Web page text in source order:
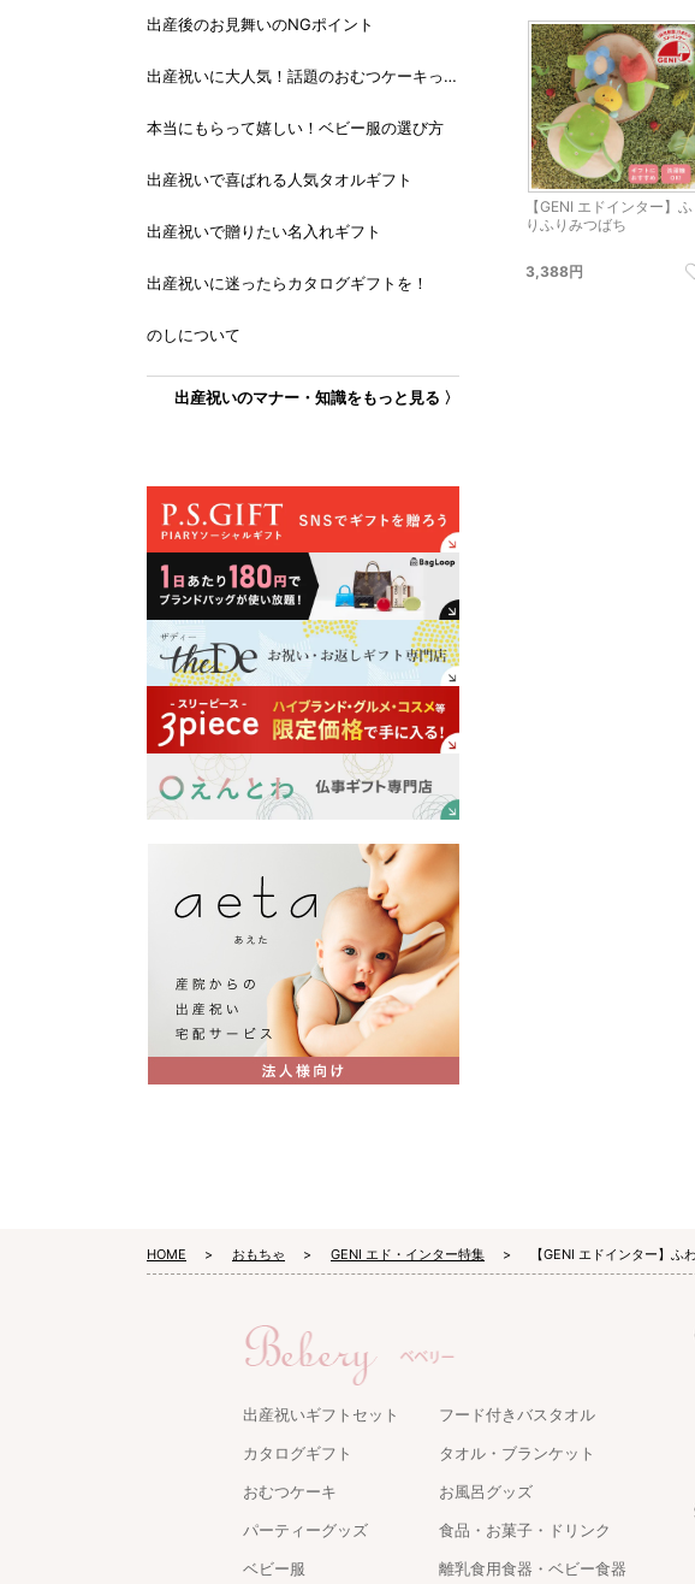
【GENI エドインター】ふ
りふりみつばち
3,388円
出産後のお見舞いのNGポイント
出産祝いに大人気！話題のおむつケーキっ
本当にもらって嬉しい！ベビー服の選び方
出産祝いで喜ばれる人気タオルギフト
出産祝いで贈りたい名入れギフト
出産祝いに迷ったらカタログギフトを！
のしについて
出産祝いのマナー・知識をもっと見る 〉
HOME おもちゃ GENI エド・インター特集 【GENI エドインター】ふ
出産祝いギフトセット
フード付きバスタオル
カタログギフト
タオル・ブランケット
おむつケーキ
お風呂グッズ
パーティーグッズ
食品・お菓子・ドリンク
ベビー服
離乳食用食器・ベビー食器